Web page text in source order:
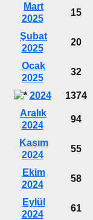
Mart
2025
15
Şubat
2025
20
Ocak
2025
32
2024 1374
Aralık
2024
94
Kasım
2024
55
Ekim
2024
58
Eylül
2024
61